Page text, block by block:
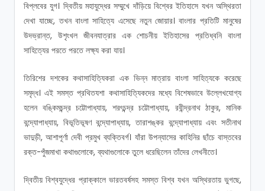
বিপ্লবের যুগ। দ্বিতীয় মহাযুদ্ধের সম্মুখে দাঁড়িয়ে বিশ্বের ইতিহাসে যখন অস্থিরতা
দেখা যাচ্ছে, তখন বাংলা সাহিত্যে এসেছে নতুন জোয়ার। বাংলার প্রতিটি মানুষের
উদভ্রান্ত, উশৃংখল জীবনযাত্রার এক শোচনীয় ইতিহাসের প্রতিধ্বনি বাংলা
সাহিত্যের পরতে পরতে লক্ষ্য করা যায়।
তিরিশের দশকের কথাসাহিত্যিকরা এক ভিন্ন মাত্রায় বাংলা সাহিত্যকে করেছে
সমৃদ্ধ।এই সমস্ত প্রথিতযশা কথাসাহিত্যিকদের মধ্যে বিশেষভাবে উল্লেখযোগ্য
হলেন বঙ্কিমচন্দ্র চট্টোপাধ্যায়, শরৎচন্দ্র চট্টোপাধ্যায়, রবীন্দ্রনাথ ঠাকুর, মানিক
বন্দ্যোপাধ্যায়, বিভূতিভূষণ বন্দ্যোপাধ্যায়, তারাশঙ্কর বন্দ্যোপাধ্যায় এবং সতীনাথ
ভাদুড়ী, আশাপূর্ণা দেবী প্রমুখ ব্যক্তিবর্গ। যাঁরা উপন্যাসের কাহিনির ছাঁচে বাস্তবের
রক্ত-পুঁজমাখা কথাগুলোকে, ব্যথাগুলোকে তুলে ধরেছিলেন তাঁদের লেখনীতে।
দ্বিতীয় বিশ্বযুদ্ধের প্রাক্কালে ভারতবর্ষসহ সমস্ত বিশ্ব যখন অস্থিরতায় ভুগছে,